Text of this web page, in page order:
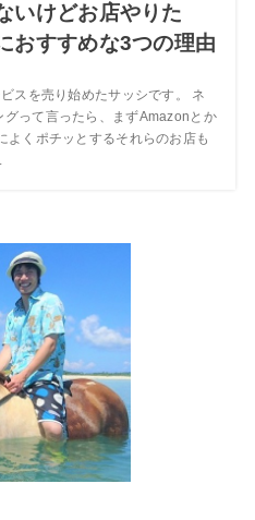
いけどお店やりた
おすすめな3つの理由
スを売り始めたサッシです。 ネ
グって言ったら、まずAmazonとか
よくポチッとするそれらのお店も